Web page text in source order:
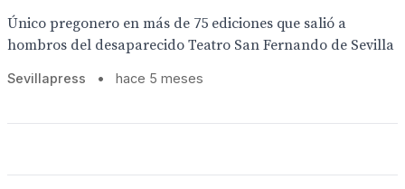
Único pregonero en más de 75 ediciones que salió a
hombros del desaparecido Teatro San Fernando de Sevilla
Sevillapress • hace 5 meses